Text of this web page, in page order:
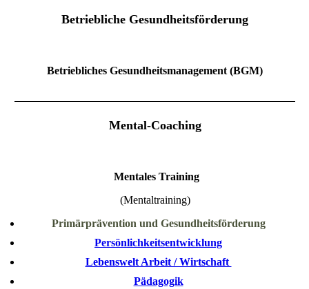
Betriebliche Gesundheitsförderung
Betriebliches Gesundheitsmanagement (BGM)
Mental-Coaching
Mentales Training
(Mentaltraining)
Primärprävention und Gesundheitsförderung
Persönlichkeitsentwicklung
Lebenswelt Arbeit / Wirtschaft
Pädagogik